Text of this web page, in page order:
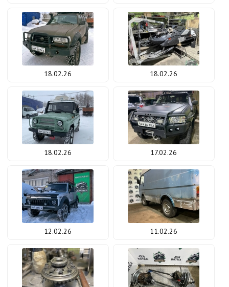
18.02.26 18.02.26
18.02.26 17.02.26
12.02.26 11.02.26